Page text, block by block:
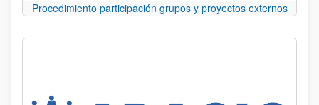
Procedimiento participación grupos y proyectos externos